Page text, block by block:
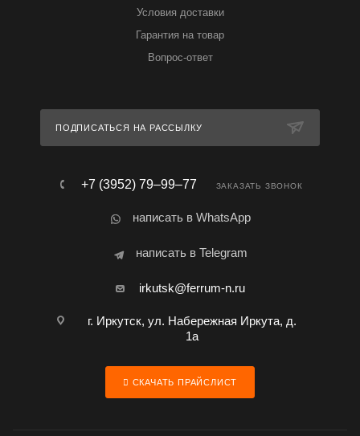
Условия доставки
Гарантия на товар
Вопрос-ответ
ПОДПИСАТЬСЯ НА РАССЫЛКУ
+7 (3952) 79‒99‒77 ЗАКАЗАТЬ ЗВОНОК
написать в WhatsApp
написать в Telegram
irkutsk@ferrum-n.ru
г. Иркутск, ул. Набережная Иркута, д.
1а
СКАЧАТЬ ПРАЙСЛИСТ